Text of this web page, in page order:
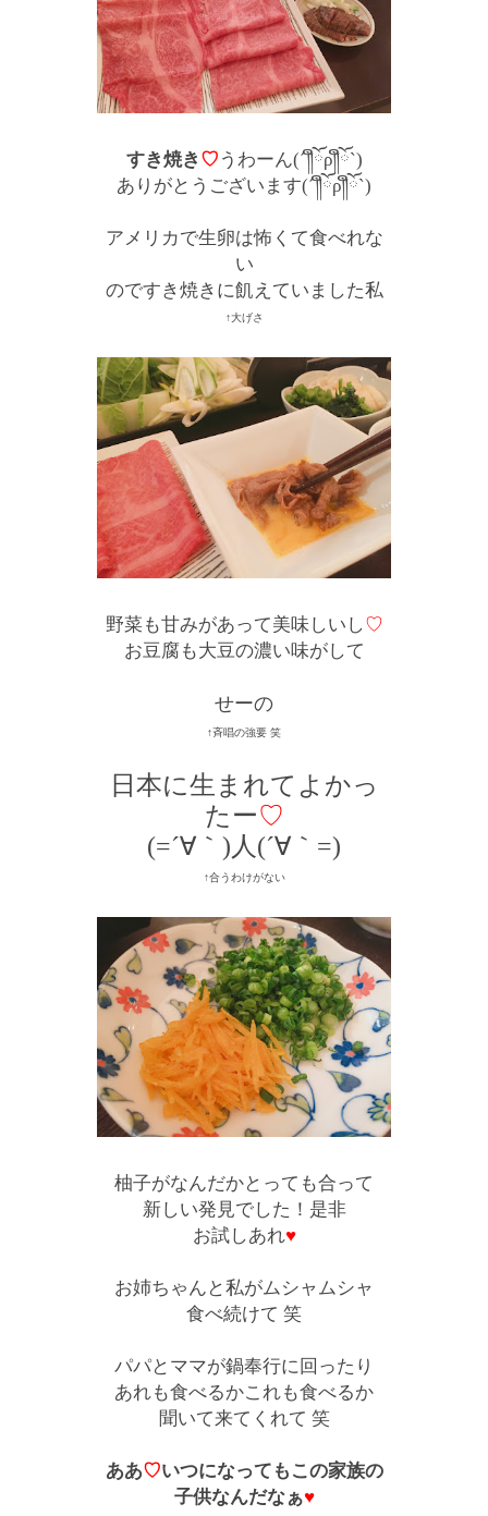
すき焼き ♡ うわーん(´༎ຶོρ༎ຶོ`)
ありがとうございます(´༎ຶོρ༎ຶོ`)
アメリカで生卵は怖くて食べれな
い
のですき焼きに飢えていました私
↑大げさ
野菜も甘みがあって美味しいし♡
お豆腐も大豆の濃い味がして
せーの
↑斉唱の強要 笑
日本に生まれてよかっ
たー♡
(=´∀｀)人(´∀｀=)
↑合うわけがない
柚子がなんだかとっても合って
新しい発見でした！是非
お試しあれ♥
お姉ちゃんと私がムシャムシャ
食べ続けて 笑
パパとママが鍋奉行に回ったり
あれも食べるかこれも食べるか
聞いて来てくれて 笑
ああ♡いつになってもこの家族の
子供なんだなぁ♥